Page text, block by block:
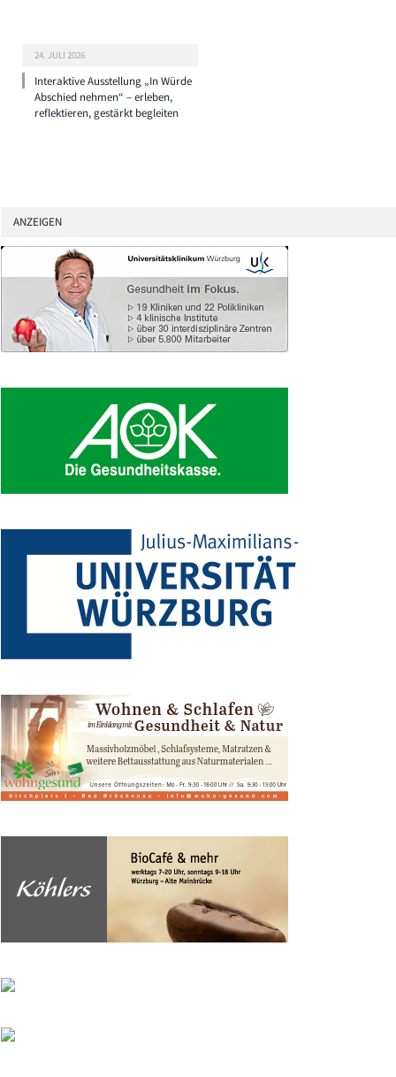
24. JULI 2026
Interaktive Ausstellung „In Würde
Abschied nehmen“ – erleben,
reflektieren, gestärkt begleiten
ANZEIGEN